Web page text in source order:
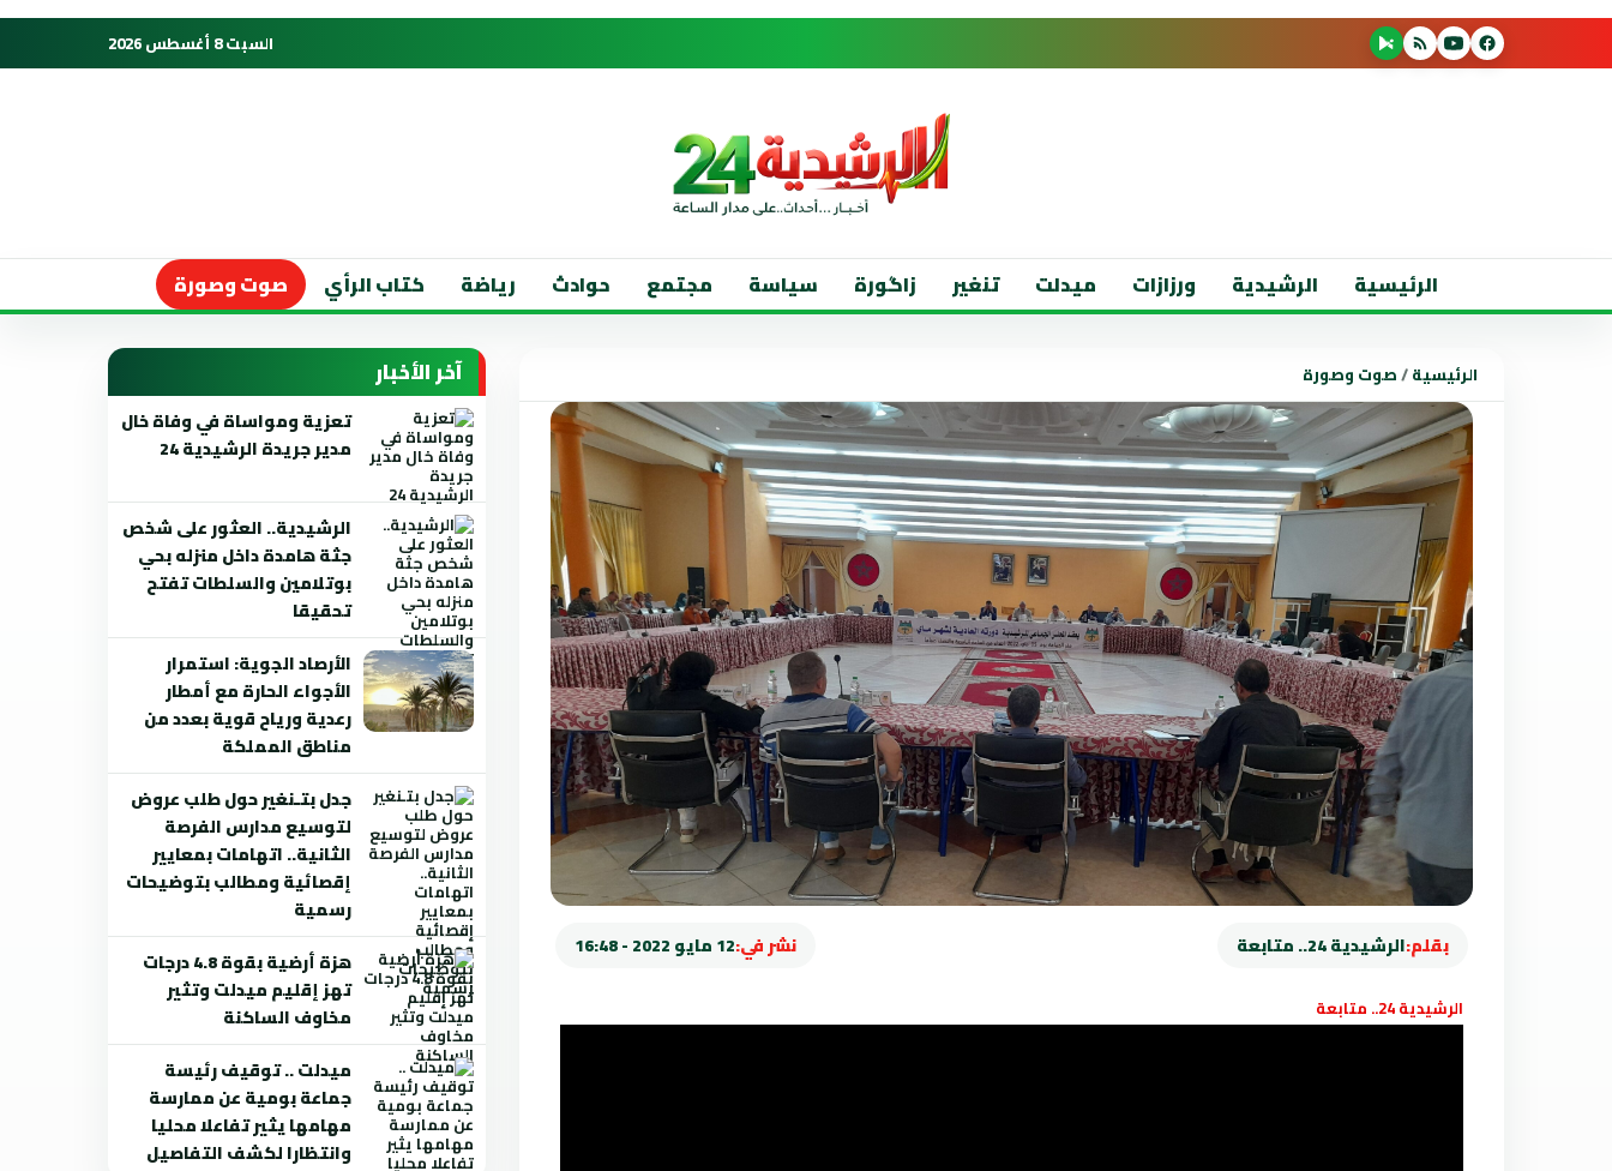
السبت 8 أغسطس 2026
الرئيسية الرشيدية ورزازات ميدلت تنغير زاگورة سياسة مجتمع حوادث رياضة كتاب الرأي صوت وصورة
الرئيسية/صوت وصورة
بقلم:الرشيدية 24.. متابعة نشر في:12 مايو 2022 - 16:48
الرشيدية 24.. متابعة
آخر الأخبار
تعزية ومواساة في وفاة خال
مدير جريدة الرشيدية 24
الرشيدية.. العثور على شخص
جثة هامدة داخل منزله بحي
بوتلامين والسلطات تفتح
تحقيقا
الأرصاد الجوية: استمرار
الأجواء الحارة مع أمطار
رعدية ورياح قوية بعدد من
مناطق المملكة
جدل بتـنغير حول طلب عروض
لتوسيع مدارس الفرصة
الثانية.. اتهامات بمعايير
إقصائية ومطالب بتوضيحات
رسمية
هزة أرضية بقوة 4.8 درجات
تهز إقليم ميدلت وتثير
مخاوف الساكنة
ميدلت .. توقيف رئيسة
جماعة بومية عن ممارسة
مهامها يثير تفاعلا محليا
وانتظارا لكشف التفاصيل